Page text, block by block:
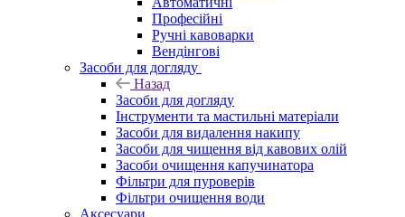
Професійні
Ручні кавоварки
Вендінгові
Засоби для догляду
Назад
Засоби для догляду
Інструменти та мастильні матеріали
Засоби для видалення накипу
Засоби для чищення від кавових олій
Засоби очищення капучинатора
Фільтри для пуроверів
Фільтри очищення води
Аксесуари